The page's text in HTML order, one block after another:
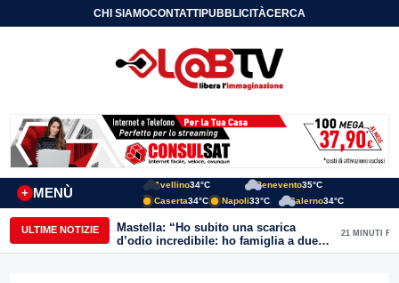
CHI SIAMOCONTATTIPUBBLICITÀCERCA
MENÙ
+
Avellino34°C Benevento35°C
Caserta34°C Napoli33°C Salerno34°C
ULTIME NOTIZIE
Mastella: “Ho subito una scarica
d’odio incredibile: ho famiglia a due
passi dal Calore”
21 MINUTI FA